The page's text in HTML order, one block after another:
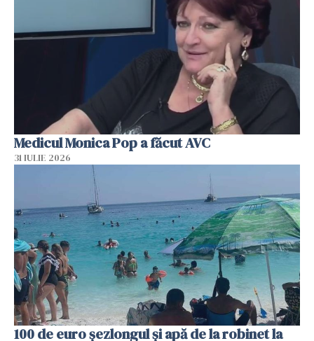
Medicul Monica Pop a făcut AVC
31 IULIE 2026
100 de euro șezlongul și apă de la robinet la